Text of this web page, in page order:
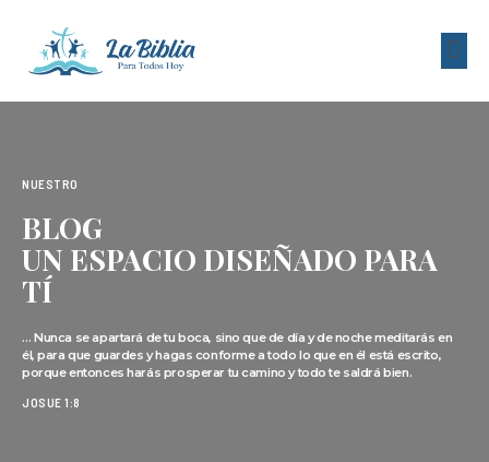
NUESTRO
BLOG
UN ESPACIO DISEÑADO PARA
TÍ
… Nunca se apartará de tu boca, sino que de día y de noche meditarás en
él, para que guardes y hagas conforme a todo lo que en él está escrito,
porque entonces harás prosperar tu camino y todo te saldrá bien.
JOSUE 1:8